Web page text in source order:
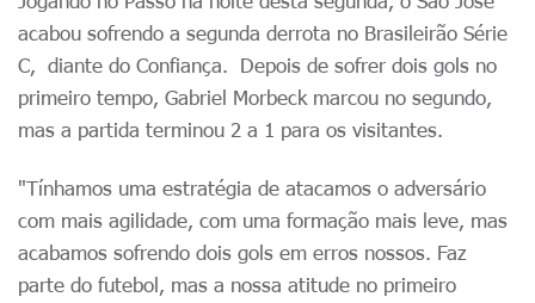
acabou sofrendo a segunda derrota no Brasileirão Série
C, diante do Confiança. Depois de sofrer dois gols no
primeiro tempo, Gabriel Morbeck marcou no segundo,
mas a partida terminou 2 a 1 para os visitantes.
"Tínhamos uma estratégia de atacamos o adversário
com mais agilidade, com uma formação mais leve, mas
acabamos sofrendo dois gols em erros nossos. Faz
parte do futebol, mas a nossa atitude no primeiro